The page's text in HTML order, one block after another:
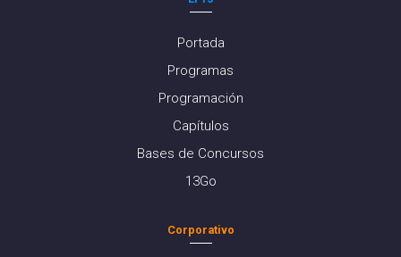
Portada
Programas
Programación
Capítulos
Bases de Concursos
13Go
Corporativo